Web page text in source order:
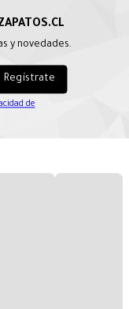
y novedades.
de